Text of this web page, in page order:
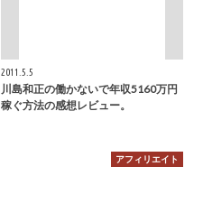
2011.5.5
川島和正の働かないで年収5160万円
稼ぐ方法の感想レビュー。
アフィリエイト